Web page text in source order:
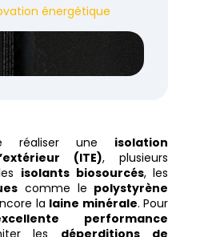
énergétique
réaliser une isolation
(ITE), plusieurs
isolants biosourcés, les
comme le polystyrène
la laine minérale. Pour
performance